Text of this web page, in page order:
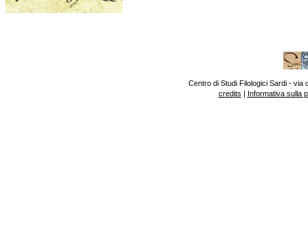
Centro di Studi Filologici Sardi - via
credits | Informativa sulla